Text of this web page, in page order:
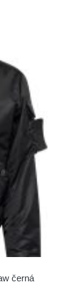
černá